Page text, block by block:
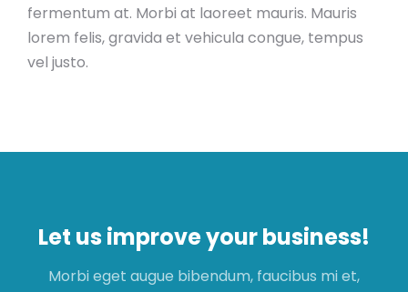
fermentum at. Morbi at laoreet mauris. Mauris
lorem felis, gravida et vehicula congue, tempus
vel justo.
Let us improve your business!
Morbi eget augue bibendum, faucibus mi et,